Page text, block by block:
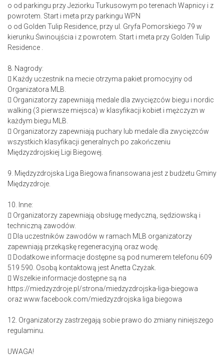
o od parkingu przy Jeziorku Turkusowym po terenach Wapnicy i z
powrotem. Start i meta przy parkingu WPN
o od Golden Tulip Residence, przy ul. Gryfa Pomorskiego 79 w
kierunku Świnoujścia i z powrotem. Start i meta przy Golden Tulip
Residence .
8. Nagrody:
 Każdy uczestnik na mecie otrzyma pakiet promocyjny od
Organizatora MLB.
 Organizatorzy zapewniają medale dla zwycięzców biegu i nordic
walking (3 pierwsze miejsca) w klasyfikacji kobiet i mężczyzn w
każdym biegu MLB.
 Organizatorzy zapewniają puchary lub medale dla zwycięzców
wszystkich klasyfikacji generalnych po zakończeniu
Międzyzdrojskiej Ligi Biegowej.
9. Międzyzdrojska Liga Biegowa finansowana jest z budżetu Gminy
Międzyzdroje.
10. Inne:
 Organizatorzy zapewniają obsługę medyczną, sędziowską i
techniczną zawodów.
 Dla uczestników zawodów w ramach MLB organizatorzy
zapewniają przekąskę regeneracyjną oraz wodę.
 Dodatkowe informacje dostępne są pod numerem telefonu 609
519 590. Osobą kontaktową jest Anetta Czyżak.
 Wszelkie informacje dostępne są na
https://miedzyzdroje.pl/strona/miedzyzdrojska-liga-biegowa
oraz www.facebook.com/miedzyzdrojska liga biegowa
12. Organizatorzy zastrzegają sobie prawo do zmiany niniejszego
regulaminu.
UWAGA!